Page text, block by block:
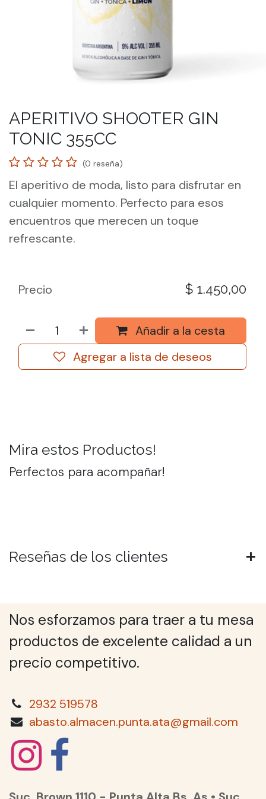
APERITIVO SHOOTER GIN
TONIC 355CC
(0 reseña)
El aperitivo de moda, listo para disfrutar en
cualquier momento. Perfecto para esos
encuentros que merecen un toque
refrescante.
Añadir a la cesta
Agregar a lista de deseos
Precio $ 1.450,00
Mira estos Productos!
Perfectos para acompañar!
Reseñas de los clientes
Nos esforzamos para traer a tu mesa
productos de excelente calidad a un
precio competitivo.
2932 519578
abasto.almacen.punta.ata@gmail.com